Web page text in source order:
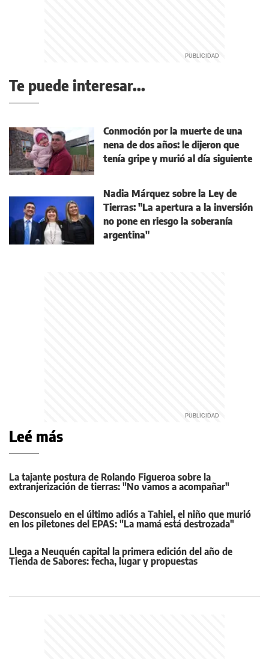
Te puede interesar...
Conmoción por la muerte de una
nena de dos años: le dijeron que
tenía gripe y murió al día siguiente
Nadia Márquez sobre la Ley de
Tierras: "La apertura a la inversión
no pone en riesgo la soberanía
argentina"
Leé más
La tajante postura de Rolando Figueroa sobre la
extranjerización de tierras: "No vamos a acompañar"
Desconsuelo en el último adiós a Tahiel, el niño que murió
en los piletones del EPAS: "La mamá está destrozada"
Llega a Neuquén capital la primera edición del año de
Tienda de Sabores: fecha, lugar y propuestas